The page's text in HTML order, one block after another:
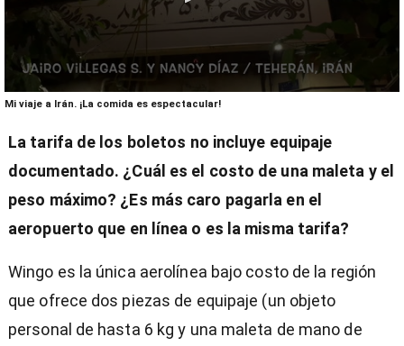
0
seconds
6
27
Mi viaje a Irán. ¡La comida es espectacular!
La tarifa de los boletos no incluye equipaje
documentado. ¿Cuál es el costo de una maleta y el
peso máximo? ¿Es más caro pagarla en el
aeropuerto que en línea o es la misma tarifa?
Wingo es la única aerolínea bajo costo de la región
que ofrece dos piezas de equipaje (un objeto
personal de hasta 6 kg y una maleta de mano de